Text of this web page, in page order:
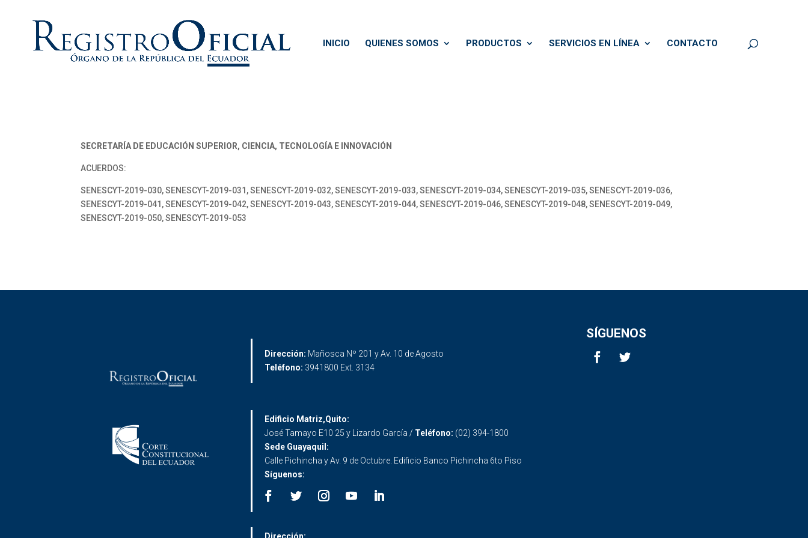
INICIO QUIENES SOMOS PRODUCTOS SERVICIOS EN LÍNEA CONTACTO
SECRETARÍA DE EDUCACIÓN SUPERIOR, CIENCIA, TECNOLOGÍA E INNOVACIÓN
ACUERDOS:
SENESCYT-2019-030, SENESCYT-2019-031, SENESCYT-2019-032, SENESCYT-2019-033, SENESCYT-2019-034, SENESCYT-2019-035, SENESCYT-2019-036,
SENESCYT-2019-041, SENESCYT-2019-042, SENESCYT-2019-043, SENESCYT-2019-044, SENESCYT-2019-046, SENESCYT-2019-048, SENESCYT-2019-049,
SENESCYT-2019-050, SENESCYT-2019-053
Dirección: Mañosca Nº 201 y Av. 10 de Agosto
Teléfono: 3941800 Ext. 3134
SÍGUENOS
Edificio Matriz,Quito:
José Tamayo E10 25 y Lizardo García / Teléfono: (02) 394-1800
Sede Guayaquil:
Calle Pichincha y Av. 9 de Octubre. Edificio Banco Pichincha 6to Piso
Síguenos: